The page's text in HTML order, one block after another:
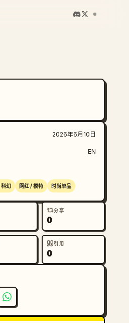
2026年6月10日
EN
科幻 网红 / 模特 时尚单品
分享
0
引用
0